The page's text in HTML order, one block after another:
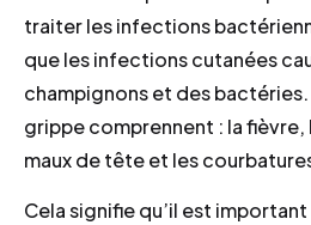
traiter les infections
que les infections cutanées
champignons et des
grippe comprennent : la
maux de tête et les
Cela signifie qu’il est